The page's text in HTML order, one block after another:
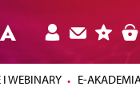
I WEBINARY E-